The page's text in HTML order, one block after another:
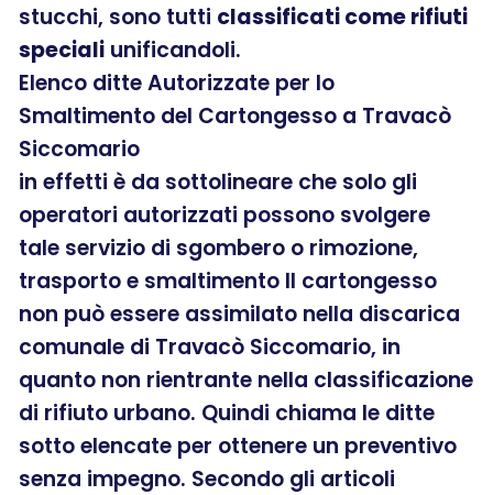
stucchi, sono tutti classificati come rifiuti
speciali unificandoli.
Elenco ditte Autorizzate per lo
Smaltimento del Cartongesso a Travacò
Siccomario
in effetti è da sottolineare che solo gli
operatori autorizzati possono svolgere
tale servizio di sgombero o rimozione,
trasporto e smaltimento Il cartongesso
non può essere assimilato nella discarica
comunale di Travacò Siccomario, in
quanto non rientrante nella classificazione
di rifiuto urbano. Quindi chiama le ditte
sotto elencate per ottenere un preventivo
senza impegno. Secondo gli articoli